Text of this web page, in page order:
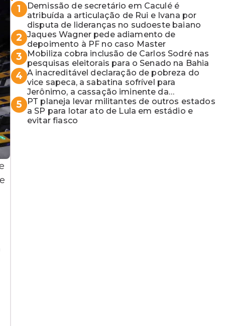
1
Demissão de secretário em Caculé é
atribuída a articulação de Rui e Ivana por
disputa de lideranças no sudoeste baiano
2 Jaques Wagner pede adiamento de
depoimento à PF no caso Master
3
Mobiliza cobra inclusão de Carlos Sodré nas
pesquisas eleitorais para o Senado na Bahia
4 A inacreditável declaração de pobreza do
vice sapeca, a sabatina sofrível para
Jerônimo, a cassação iminente da
desembargadora e a vaga do Quinto para o
MP baiano
5
PT planeja levar militantes de outros estados
a SP para lotar ato de Lula em estádio e
evitar fiasco